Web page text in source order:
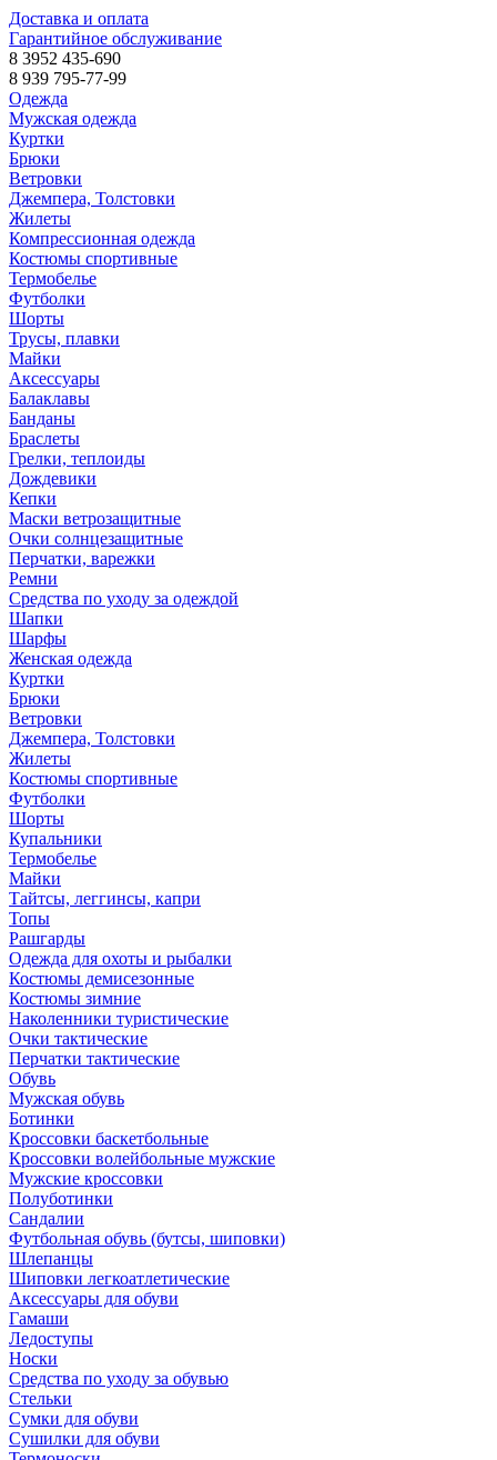
Доставка и оплата
Гарантийное обслуживание
8 3952 435-690
8 939 795-77-99
Одежда
Мужская одежда
Куртки
Брюки
Ветровки
Джемпера, Толстовки
Жилеты
Компрессионная одежда
Костюмы спортивные
Термобелье
Футболки
Шорты
Трусы, плавки
Майки
Аксессуары
Балаклавы
Банданы
Браслеты
Грелки, теплоиды
Дождевики
Кепки
Маски ветрозащитные
Очки солнцезащитные
Перчатки, варежки
Ремни
Средства по уходу за одеждой
Шапки
Шарфы
Женская одежда
Куртки
Брюки
Ветровки
Джемпера, Толстовки
Жилеты
Костюмы спортивные
Футболки
Шорты
Купальники
Термобелье
Майки
Тайтсы, леггинсы, капри
Топы
Рашгарды
Одежда для охоты и рыбалки
Костюмы демисезонные
Костюмы зимние
Наколенники туристические
Очки тактические
Перчатки тактические
Обувь
Мужская обувь
Ботинки
Кроссовки баскетбольные
Кроссовки волейбольные мужские
Мужские кроссовки
Полуботинки
Сандалии
Футбольная обувь (бутсы, шиповки)
Шлепанцы
Шиповки легкоатлетические
Аксессуары для обуви
Гамаши
Ледоступы
Носки
Средства по уходу за обувью
Стельки
Сумки для обуви
Сушилки для обуви